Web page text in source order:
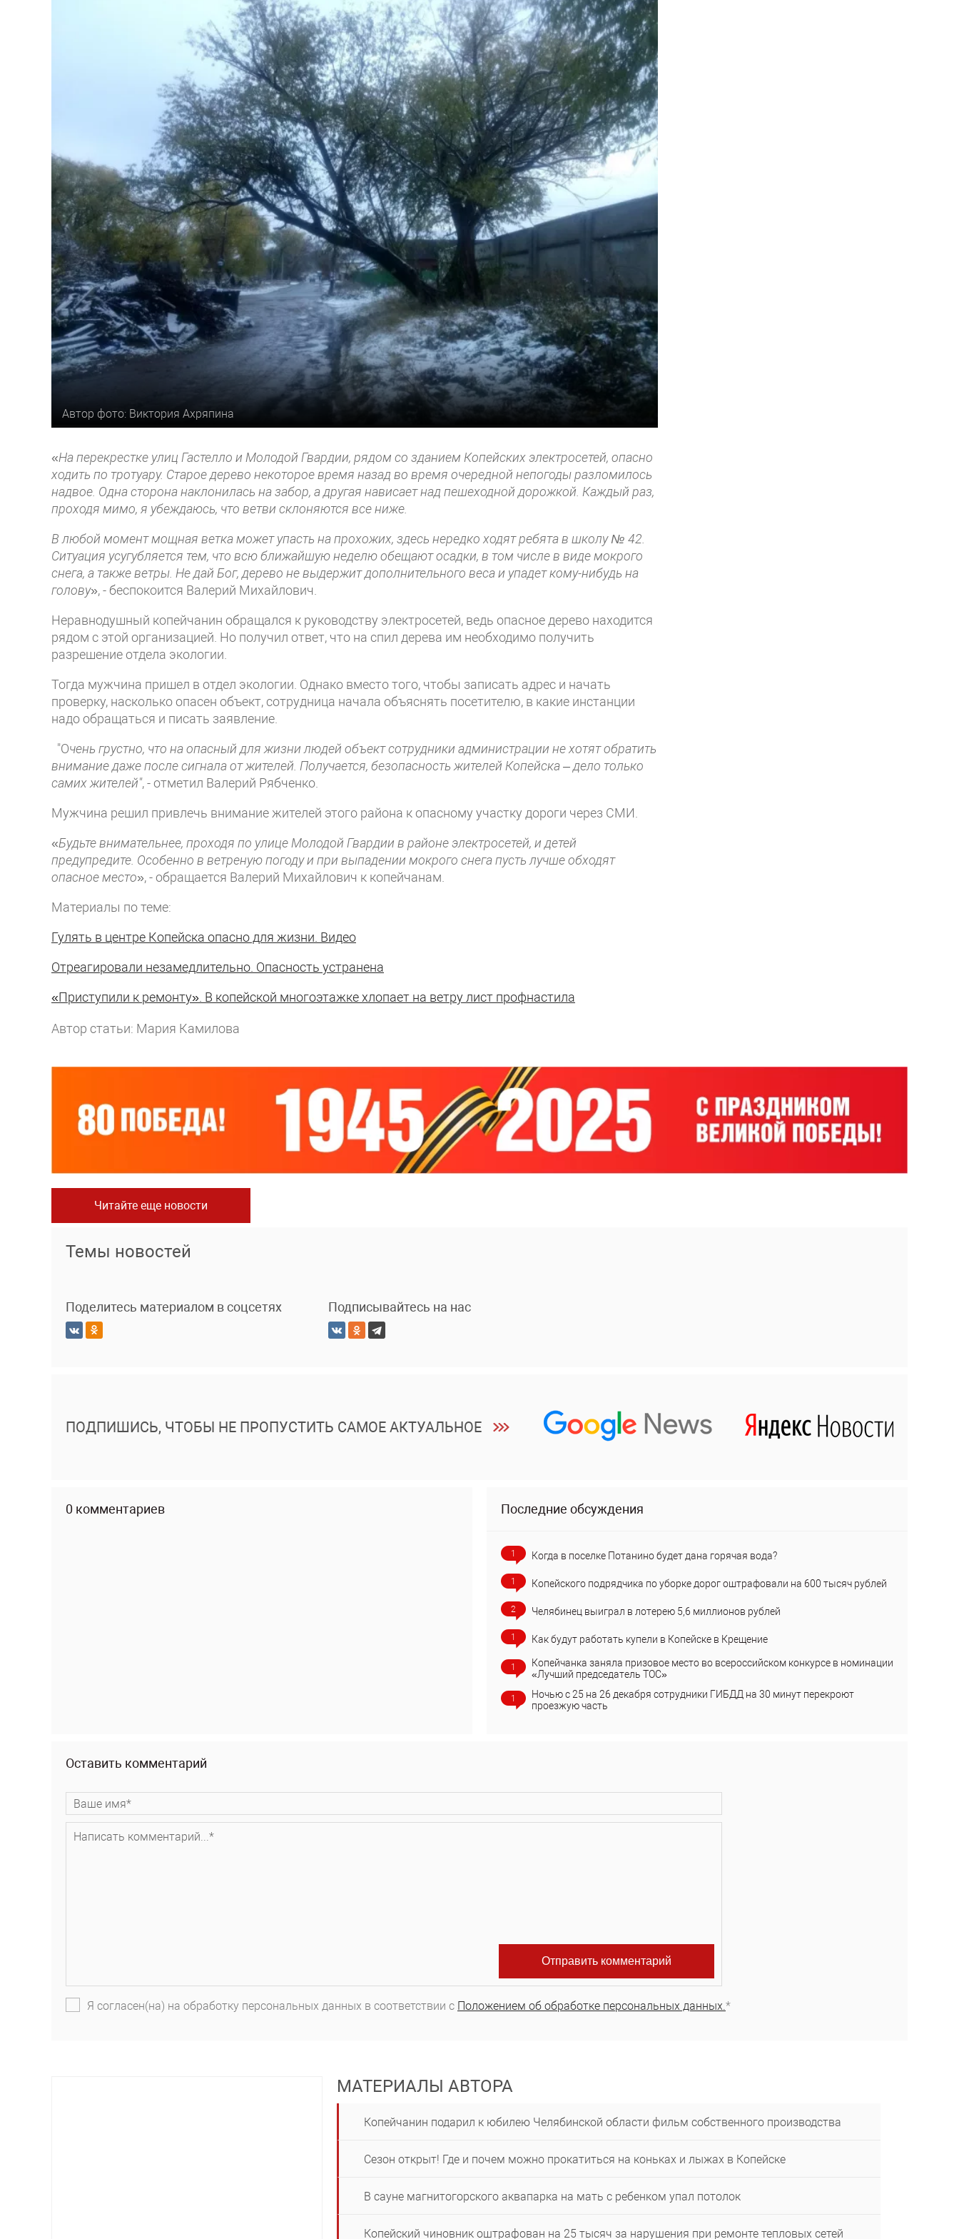
Автор фото: Виктория Ахряпина
«На перекрестке улиц Гастелло и Молодой Гвардии, рядом со зданием Копейских электросетей, опасно
ходить по тротуару. Старое дерево некоторое время назад во время очередной непогоды разломилось
надвое. Одна сторона наклонилась на забор, а другая нависает над пешеходной дорожкой. Каждый раз,
проходя мимо, я убеждаюсь, что ветви склоняются все ниже.
В любой момент мощная ветка может упасть на прохожих, здесь нередко ходят ребята в школу № 42.
Ситуация усугубляется тем, что всю ближайшую неделю обещают осадки, в том числе в виде мокрого
снега, а также ветры. Не дай Бог, дерево не выдержит дополнительного веса и упадет кому-нибудь на
голову», - беспокоится Валерий Михайлович.
Неравнодушный копейчанин обращался к руководству электросетей, ведь опасное дерево находится
рядом с этой организацией. Но получил ответ, что на спил дерева им необходимо получить
разрешение отдела экологии.
Тогда мужчина пришел в отдел экологии. Однако вместо того, чтобы записать адрес и начать
проверку, насколько опасен объект, сотрудница начала объяснять посетителю, в какие инстанции
надо обращаться и писать заявление.
"Очень грустно, что на опасный для жизни людей объект сотрудники администрации не хотят обратить
внимание даже после сигнала от жителей. Получается, безопасность жителей Копейска – дело только
самих жителей", - отметил Валерий Рябченко.
Мужчина решил привлечь внимание жителей этого района к опасному участку дороги через СМИ.
«Будьте внимательнее, проходя по улице Молодой Гвардии в районе электросетей, и детей
предупредите. Особенно в ветреную погоду и при выпадении мокрого снега пусть лучше обходят
опасное место», - обращается Валерий Михайлович к копейчанам.
Материалы по теме:
Гулять в центре Копейска опасно для жизни. Видео
Отреагировали незамедлительно. Опасность устранена
«Приступили к ремонту». В копейской многоэтажке хлопает на ветру лист профнастила
Автор статьи: Мария Камилова
Читайте еще новости
Темы новостей
Поделитесь материалом в соцсетях Подписывайтесь на нас
ПОДПИШИСЬ, ЧТОБЫ НЕ ПРОПУСТИТЬ САМОЕ АКТУАЛЬНОЕ
0 комментариев Последние обсуждения
1 Когда в поселке Потанино будет дана горячая вода?
1 Копейского подрядчика по уборке дорог оштрафовали на 600 тысяч рублей
2 Челябинец выиграл в лотерею 5,6 миллионов рублей
1 Как будут работать купели в Копейске в Крещение
1
Копейчанка заняла призовое место во всероссийском конкурсе в номинации
«Лучший председатель ТОС»
1
Ночью с 25 на 26 декабря сотрудники ГИБДД на 30 минут перекроют
проезжую часть
Оставить комментарий
Я согласен(на) на обработку персональных данных в соответствии с Положением об обработке персональных данных.*
МАТЕРИАЛЫ АВТОРА
Копейчанин подарил к юбилею Челябинской области фильм собственного производства
Сезон открыт! Где и почем можно прокатиться на коньках и лыжах в Копейске
В сауне магнитогорского аквапарка на мать с ребенком упал потолок
Копейский чиновник оштрафован на 25 тысяч за нарушения при ремонте тепловых сетей